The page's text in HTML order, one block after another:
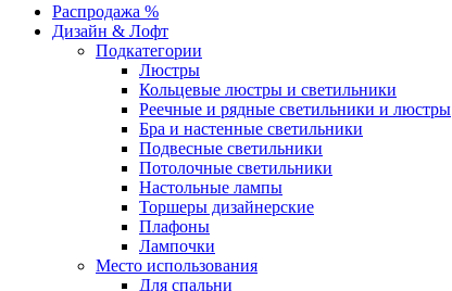
Распродажа %
Дизайн & Лофт
Подкатегории
Люстры
Кольцевые люстры и светильники
Реечные и рядные светильники и люстры
Бра и настенные светильники
Подвесные светильники
Потолочные светильники
Настольные лампы
Торшеры дизайнерские
Плафоны
Лампочки
Место использования
Для спальни